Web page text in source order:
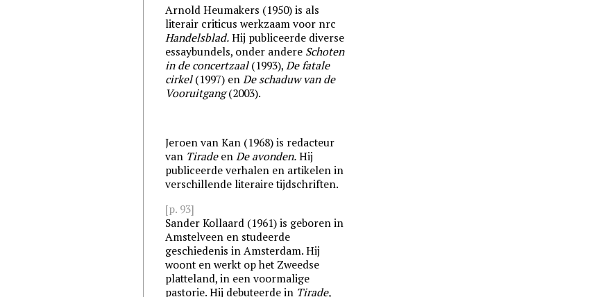
Arnold Heumakers (1950) is als
literair criticus werkzaam voor nrc
Handelsblad. Hij publiceerde diverse
essaybundels, onder andere Schoten
in de concertzaal(1993),De fatale
cirkel(1997) enDe schaduw van de
Vooruitgang(2003).
Jeroen van Kan (1968) is redacteur
van TiradeenDe avonden. Hij
publiceerde verhalen en artikelen in
verschillende literaire tijdschriften.
[p. 93]
Sander Kollaard (1961) is geboren in
Amstelveen en studeerde
geschiedenis in Amsterdam. Hij
woont en werkt op het Zweedse
platteland, in een voormalige
pastorie. Hij debuteerde in Tirade,